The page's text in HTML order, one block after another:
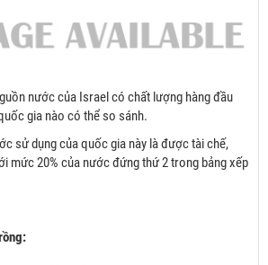
nước của Israel có chất lượng hàng đầu
gia nào có thể so sánh.
sử dụng của quốc gia này là được tài chế,
mức 20% của nước đứng thứ 2 trong bảng xếp